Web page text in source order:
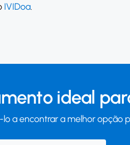
IVIDoa.
ideal
a encontrar a melhor opção